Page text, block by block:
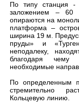
По типу станция -
заложением – 60
опираются на
платформа –
ширина 19 м.
пруды» и
неподалеку,
благодаря чему
необходимые
По определенным
стремительно
Кольцевую линию.